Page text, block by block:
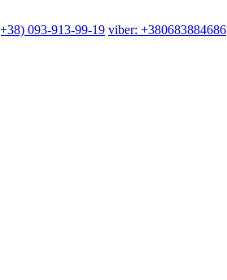
093-913-99-19 viber: +380683884686